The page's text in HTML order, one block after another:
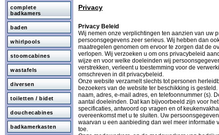
complete
badkamers
baden
whirlpools
stoomcabines
wastafels
diversen
toiletten / bidet
douchecabines
badkamerkasten
Privacy
Privacy Beleid
Wij nemen onze verplichtingen ten aanzien van uw
persoonsgegevens zeer serieus. Wij hebben dan
maatregelen genomen om ervoor te zorgen dat de
verlopen. Wij verzoeken u om ons privacybeleid
wijze en voor welke doeleinden wij
verstrekken, verleent u toestemming voor de
omschreven in dit privacybeleid.
Onze website verzamelt slechts tot personen
bezoekers van de website ter beschikking is
naam, adres, e-mail adres, en telefoonnummer (s).
aantal doeleinden. Dat kan bijvoorbeeld zijn voor
specificaties, antwoord op vragen en of
overeenkomst met u te sluiten. Uw
waarvan u een aanbieding dan wel meer informatie
toe.